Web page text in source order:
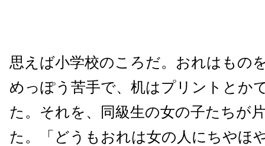
思えば小学校のころだ。おれはもの
めっぽう苦手で、机はプリントとか
た。それを、同級生の女の子たちが
た。「どうもおれは女の人にちやほ